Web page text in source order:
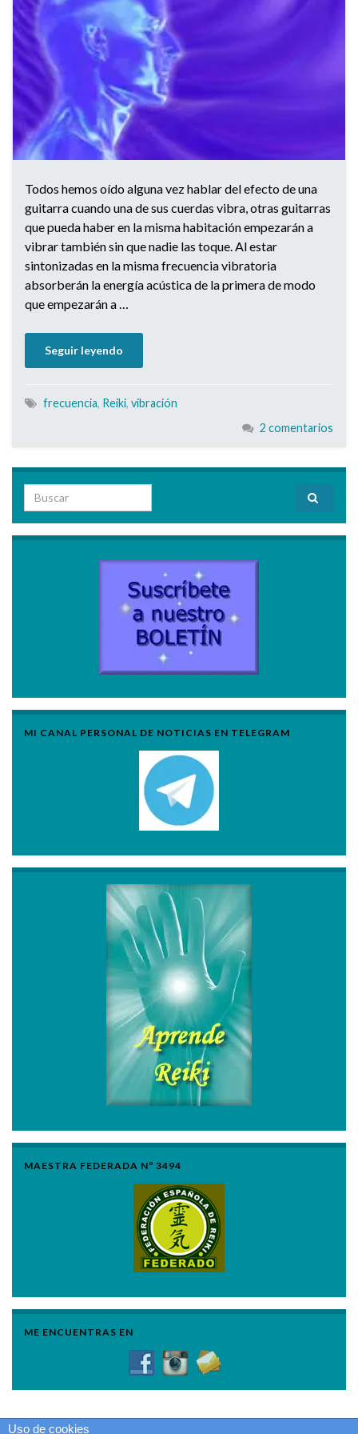
Todos hemos oído alguna vez hablar del efecto de una
guitarra cuando una de sus cuerdas vibra, otras guitarras
que pueda haber en la misma habitación empezarán a
vibrar también sin que nadie las toque. Al estar
sintonizadas en la misma frecuencia vibratoria
absorberán la energía acústica de la primera de modo
que empezarán a …
Seguir leyendo
frecuencia, Reiki, vibración
2 comentarios
Search for:
MI CANAL PERSONAL DE NOTICIAS EN TELEGRAM
MAESTRA FEDERADA Nº 3494
ME ENCUENTRAS EN
Uso de cookies